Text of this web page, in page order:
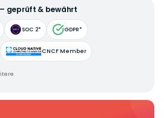
geprüft & bewährt
SOC 2* GDPR*
CNCF Member